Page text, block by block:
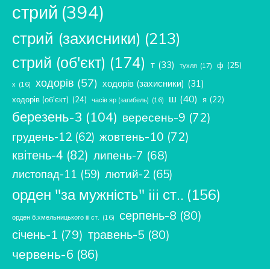
стрий (394)
стрий (захисники) (213)
стрий (об'єкт) (174) т (33) тухля (17) ф (25)
х (16) ходорів (57) ходорів (захисники) (31)
ходорів (об'єкт) (24) часів яр (загибель) (16) ш (40) я (22)
березень-3 (104) вересень-9 (72)
грудень-12 (62) жовтень-10 (72)
квітень-4 (82) липень-7 (68)
листопад-11 (59) лютий-2 (65)
орден "за мужність" iii ст.. (156)
орден б.хмельницького ііі ст. (16) серпень-8 (80)
січень-1 (79) травень-5 (80)
червень-6 (86)